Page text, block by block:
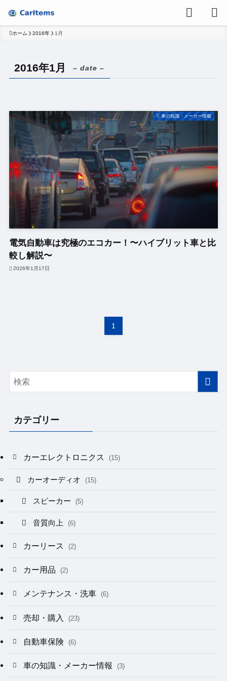
ホーム 2016年 1月
2016年1月 – date –
車の知識・メーカー情報
電気自動車は究極のエコカー！〜ハイブリット車と比
較し解説〜
2026年1月17日
1
カテゴリー
カーエレクトロニクス (15)
カーオーディオ (15)
スピーカー (5)
音質向上 (6)
カーリース (2)
カー用品 (2)
メンテナンス・洗車 (6)
売却・購入 (23)
自動車保険 (6)
車の知識・メーカー情報 (3)